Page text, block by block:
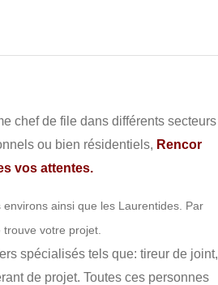
chef de file dans différents secteurs
ou bien résidentiels, Rencor
vos attentes.
ainsi que les Laurentides. Par
votre projet.
spécialisés tels que: tireur de joint,
de projet. Toutes ces personnes